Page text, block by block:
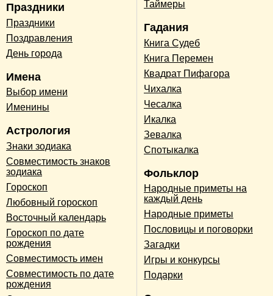
Праздники
Праздники
Поздравления
День города
Имена
Выбор имени
Именины
Астрология
Знаки зодиака
Совместимость знаков
зодиака
Гороскоп
Любовный гороскоп
Восточный календарь
Гороскоп по дате
рождения
Совместимость имен
Совместимость по дате
рождения
Таймеры
Гадания
Книга Судеб
Книга Перемен
Квадрат Пифагора
Чихалка
Чесалка
Икалка
Зевалка
Спотыкалка
Фольклор
Народные приметы на
каждый день
Народные приметы
Пословицы и поговорки
Загадки
Игры и конкурсы
Подарки